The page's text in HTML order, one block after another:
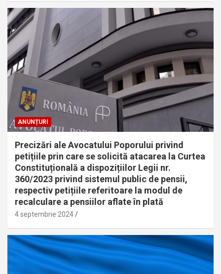
ANUNȚURI
Precizări ale Avocatului Poporului privind
petițiile prin care se solicită atacarea la Curtea
Constituțională a dispozițiilor Legii nr.
360/2023 privind sistemul public de pensii,
respectiv petițiile referitoare la modul de
recalculare a pensiilor aflate în plată
4 septembrie 2024